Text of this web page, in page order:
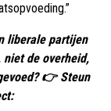
liberale partijen
de overheid,
👉 Steun